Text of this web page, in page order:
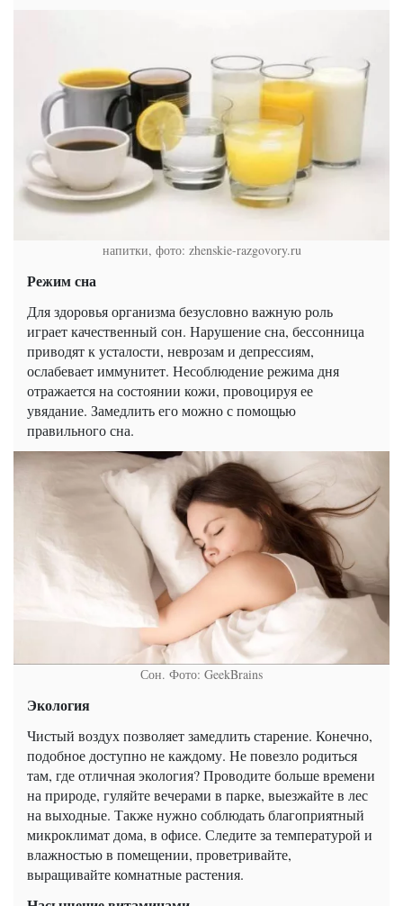
напитки, фото: zhenskie-razgovory.ru
Режим сна
Для здоровья организма безусловно важную роль
играет качественный сон. Нарушение сна, бессонница
приводят к усталости, неврозам и депрессиям,
ослабевает иммунитет. Несоблюдение режима дня
отражается на состоянии кожи, провоцируя ее
увядание. Замедлить его можно с помощью
правильного сна.
Сон. Фото: GeekBrains
Экология
Чистый воздух позволяет замедлить старение. Конечно,
подобное доступно не каждому. Не повезло родиться
там, где отличная экология? Проводите больше времени
на природе, гуляйте вечерами в парке, выезжайте в лес
на выходные. Также нужно соблюдать благоприятный
микроклимат дома, в офисе. Следите за температурой и
влажностью в помещении, проветривайте,
выращивайте комнатные растения.